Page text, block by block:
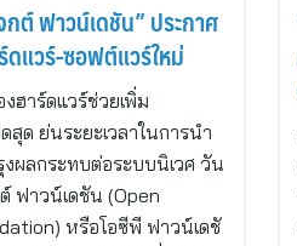
ต์ ฟาวน์เดชัน” ประกาศ
แวร์-ซอฟต์แวร์ใหม่
ฮาร์ดแวร์ช่วยเพิ่ม
ด ย่นระยะเวลาในการนำ
ผลกระทบต่อระบบนิเวศ วัน
ฟาวน์เดชัน (Open
หรือโอซีพี ฟาวน์เดชั